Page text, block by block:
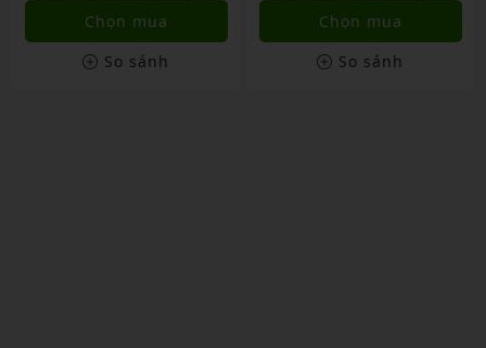
Chọn mua
So sánh
Chọn mua
So sánh